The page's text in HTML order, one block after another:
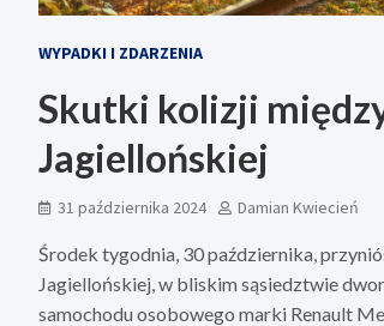
WYPADKI I ZDARZENIA
Skutki kolizji
Jagiellońskiej
31 października 2024 Damian Kwiecień
Środek tygodnia, 30 października,
Jagiellońskiej, w bliskim sąsiedztwie
samochodu osobowego marki Renault